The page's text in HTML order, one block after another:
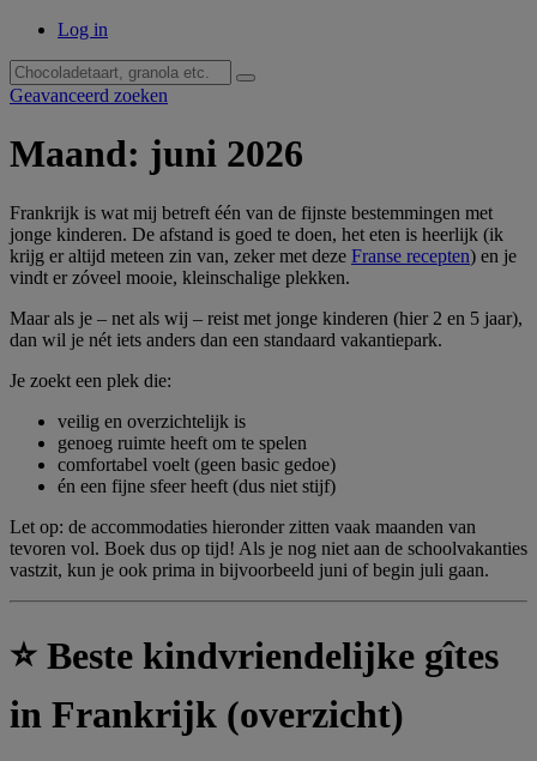
Log in
Geavanceerd zoeken
Maand: juni 2026
Frankrijk is wat mij betreft één van de fijnste bestemmingen met
jonge kinderen. De afstand is goed te doen, het eten is heerlijk (ik
krijg er altijd meteen zin van, zeker met deze Franse recepten) en je
vindt er zóveel mooie, kleinschalige plekken.
Maar als je – net als wij – reist met jonge kinderen (hier 2 en 5 jaar),
dan wil je nét iets anders dan een standaard vakantiepark.
Je zoekt een plek die:
veilig en overzichtelijk is
genoeg ruimte heeft om te spelen
comfortabel voelt (geen basic gedoe)
én een fijne sfeer heeft (dus niet stijf)
Let op: de accommodaties hieronder zitten vaak maanden van
tevoren vol. Boek dus op tijd! Als je nog niet aan de schoolvakanties
vastzit, kun je ook prima in bijvoorbeeld juni of begin juli gaan.
⭐ Beste kindvriendelijke gîtes
in Frankrijk (overzicht)